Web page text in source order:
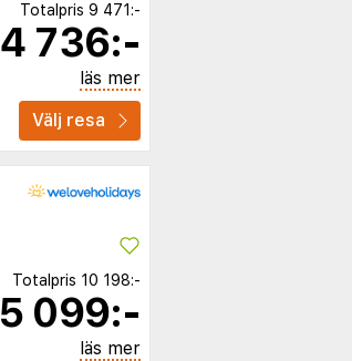
Totalpris 9 471:-
4 736:-
läs mer
Välj resa
Totalpris 10 198:-
5 099:-
läs mer